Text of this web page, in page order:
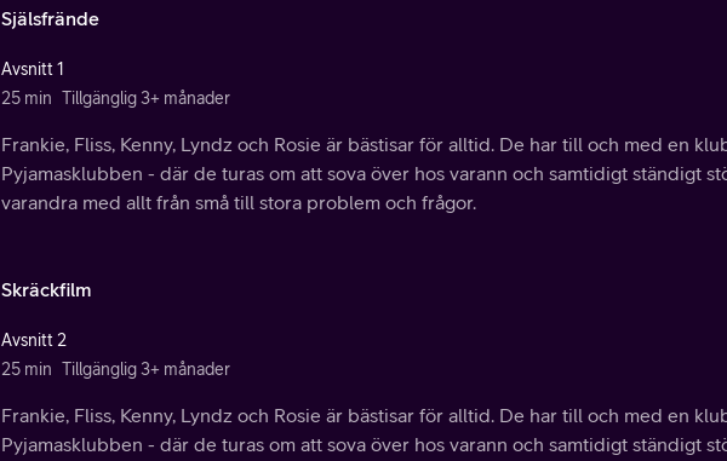
Själsfrände
Avsnitt 1
25 min Tillgänglig 3+ månader
Frankie, Fliss, Kenny, Lyndz och Rosie är bästisar för alltid. De har till och med en
Pyjamasklubben - där de turas om att sova över hos varann och samtidigt ständigt
varandra med allt från små till stora problem och frågor.
Skräckfilm
Avsnitt 2
25 min Tillgänglig 3+ månader
Frankie, Fliss, Kenny, Lyndz och Rosie är bästisar för alltid. De har till och med en
Pyjamasklubben - där de turas om att sova över hos varann och samtidigt ständigt